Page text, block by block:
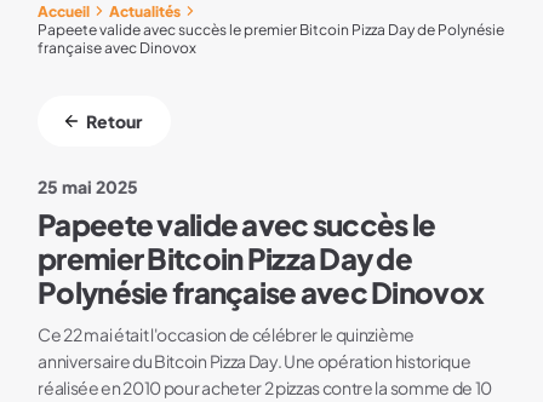
Accueil
Actualités
Papeete valide avec succès le premier Bitcoin Pizza Day de Polynésie
française avec Dinovox
Retour
25 mai 2025
Papeete valide avec succès le
premier Bitcoin Pizza Day de
Polynésie française avec Dinovox
Ce 22 mai était l'occasion de célébrer le quinzième
anniversaire du Bitcoin Pizza Day. Une opération historique
réalisée en 2010 pour acheter 2 pizzas contre la somme de 10